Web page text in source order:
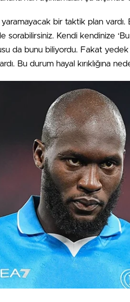
bir taktik plan
sorabilirsiniz. Kendi kendinize
da bunu biliyordu. Fakat
Bu durum hayal kırıklığına